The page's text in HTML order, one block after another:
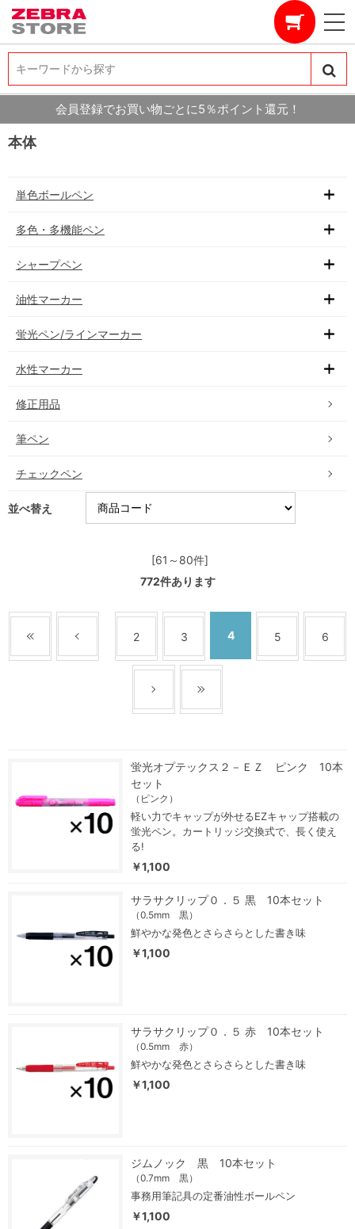
キーワードから探す
キーワードから探す
会員登録でお買い物ごとに5％ポイント還元！
本体
単色ボールペン
多色・多機能ペン
シャープペン
油性マーカー
蛍光ペン/ラインマーカー
水性マーカー
修正用品
筆ペン
チェックペン
並べ替え
[61～80件]
772件あります
2 3 4 5 6
蛍光オプテックス２－ＥＺ ピンク 10本
セット
（ピンク）
軽い力でキャップが外せるEZキャップ搭載の
蛍光ペン。カートリッジ交換式で、長く使え
る!
￥1,100
サラサクリップ０．５ 黒 10本セット
（0.5mm 黒）
鮮やかな発色とさらさらとした書き味
￥1,100
サラサクリップ０．５ 赤 10本セット
（0.5mm 赤）
鮮やかな発色とさらさらとした書き味
￥1,100
ジムノック 黒 10本セット
（0.7mm 黒）
事務用筆記具の定番油性ボールペン
￥1,100